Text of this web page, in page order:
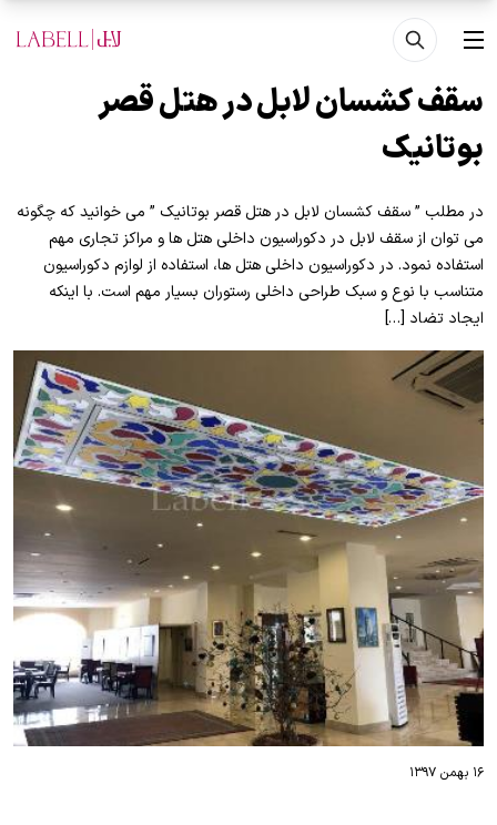
رفتن به محتوای اصلی
منو
سقف کشسان لابل در هتل قصر
بوتانیک
در مطلب ” سقف کشسان لابل در هتل قصر بوتانیک ” می خوانید که چگونه
می توان از سقف لابل در دکوراسیون داخلی هتل ها و مراکز تجاری مهم
استفاده نمود. در دکوراسیون داخلی هتل ها، استفاده از لوازم دکوراسیون
متناسب با نوع و سبک طراحی داخلی رستوران بسیار مهم است. با اینکه
ایجاد تضاد […]
۱۶ بهمن ۱۳۹۷